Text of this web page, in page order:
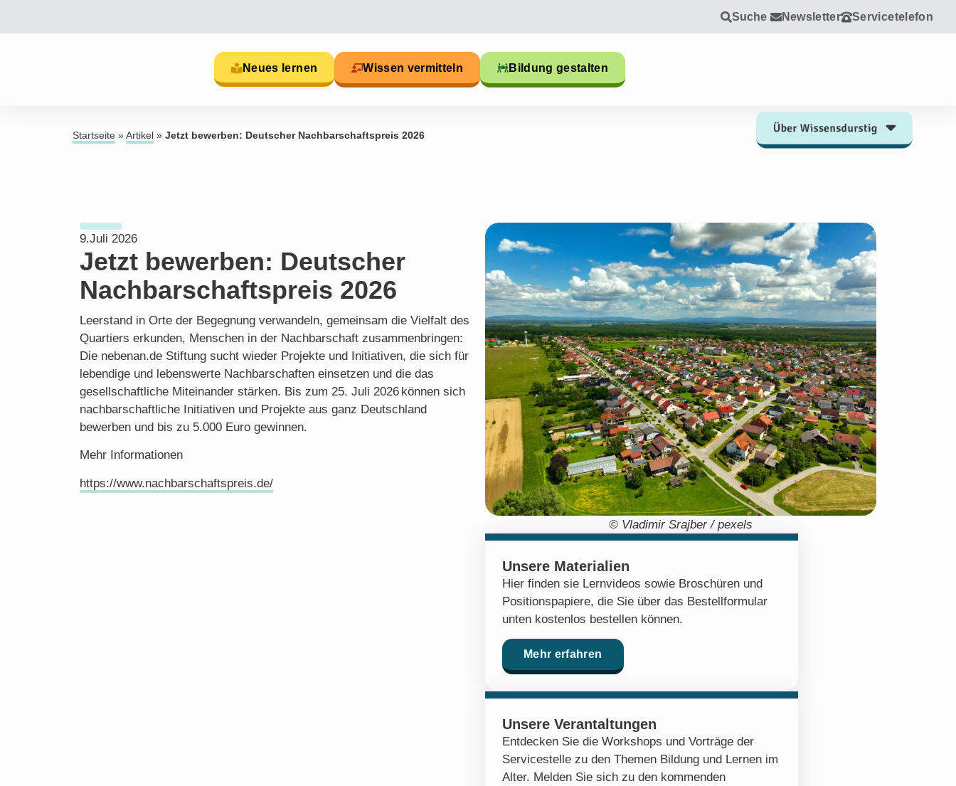
Suche Newsletter Servicetelefon
Neues lernen Wissen vermitteln Bildung gestalten
Startseite » Artikel » Jetzt bewerben: Deutscher Nachbarschaftspreis 2026
9.Juli 2026
Jetzt bewerben: Deutscher
Nachbarschaftspreis 2026
Leerstand in Orte der Begegnung verwandeln, gemeinsam die Vielfalt des
Quartiers erkunden, Menschen in der Nachbarschaft zusammenbringen:
Die nebenan.de Stiftung sucht wieder Projekte und Initiativen, die sich für
lebendige und lebenswerte Nachbarschaften einsetzen und die das
gesellschaftliche Miteinander stärken. Bis zum 25. Juli 2026 können sich
nachbarschaftliche Initiativen und Projekte aus ganz Deutschland
bewerben und bis zu 5.000 Euro gewinnen.
Mehr Informationen
https://www.nachbarschaftspreis.de/
© Vladimir Srajber / pexels
Unsere Materialien
Hier finden sie Lernvideos sowie Broschüren und
Positionspapiere, die Sie über das Bestellformular
unten kostenlos bestellen können.
Mehr erfahren
Unsere Verantaltungen
Entdecken Sie die Workshops und Vorträge der
Servicestelle zu den Themen Bildung und Lernen im
Alter. Melden Sie sich zu den kommenden